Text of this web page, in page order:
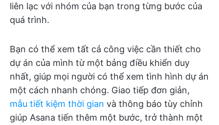
liên lạc với nhóm của bạn trong từng bước của
quá trình.
Bạn có thể xem tất cả công việc cần thiết cho
dự án của mình từ một bảng điều khiển duy
nhất, giúp mọi người có thể xem tình hình dự án
một cách nhanh chóng. Giao tiếp đơn giản,
mẫu tiết kiệm thời gian và thông báo tùy chỉnh
giúp Asana tiến thêm một bước, trở thành một